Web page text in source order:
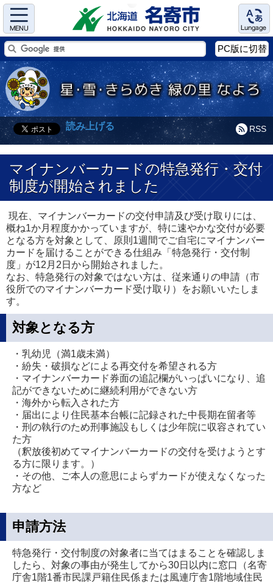
Menu Language
PC版に切替
RSS
読み上げる
マイナンバーカードの特急発行・交付
制度が開始されました
現在、マイナンバーカードの交付申請及び受け取りには、
概ね1か月程度かかっていますが、特に速やかな交付が必要
となる方を対象として、原則1週間でご自宅にマイナンバー
カードを届けることができる仕組み「特急発行・交付制
度」が12月2日から開始されました。
なお、特急発行の対象ではない方は、従来通りの申請（市
役所でのマイナンバーカード受け取り）をお願いいたしま
す。
対象となる方
・乳幼児（満1歳未満）
・紛失・破損などによる再交付を希望される方
・マイナンバーカード券面の追記欄がいっぱいになり、追
記ができないために継続利用ができない方
・海外から転入された方
・届出により住民基本台帳に記録された中長期在留者等
・刑の執行のため刑事施設もしくは少年院に収容されてい
た方
（釈放後初めてマイナンバーカードの交付を受けようとす
る方に限ります。）
・その他、ご本人の意思によらずカードが使えなくなった
方など
申請方法
特急発行・交付制度の対象者に当てはまることを確認しま
したら、対象の事由が発生してから30日以内に窓口（名寄
庁舎1階1番市民課戸籍住民係または風連庁舎1階地域住民